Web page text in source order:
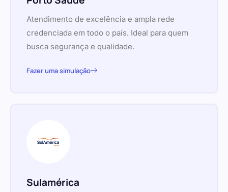
Atendimento de excelência e ampla rede
credenciada em todo o país. Ideal para quem
busca segurança e qualidade.
Fazer uma simulação
Sulamérica